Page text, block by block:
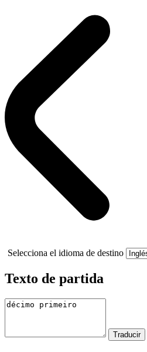
Selecciona el idioma de destino
Texto de partida